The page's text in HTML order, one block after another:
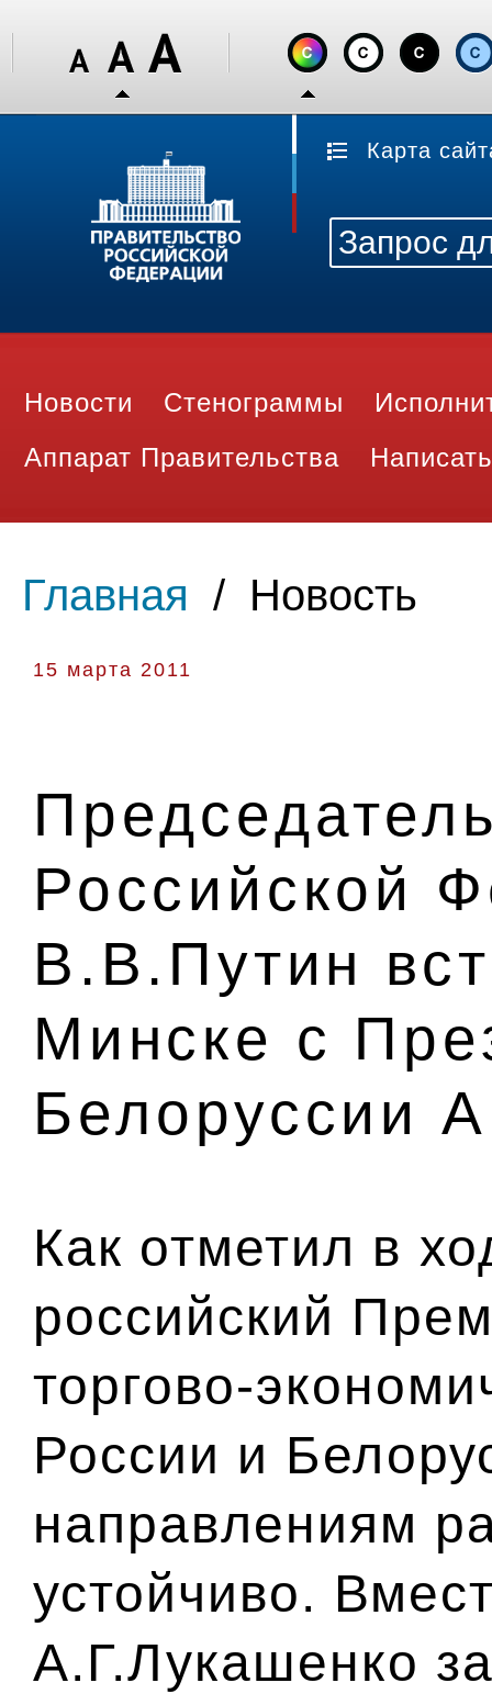
Карта
Новости Стенограммы
Аппарат Правительства
Главная / Новость
15 марта 2011
Российской
В.В.Путин
Минске с
Белоруссии
Как отметил в
российский
торгово-
России и
направлениям
устойчиво.
А.Г.Лукашенко